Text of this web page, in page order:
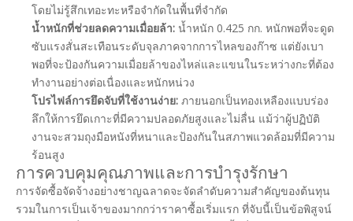
โดยไม่รู้สึกเทอะทะหรือจำกัดในพื้นที่จำกัด
น้ำหนักที่ช่วยลดความเมื่อยล้า: น้ำหนัก 0.425 กก. หนักพอที่จะดูด
ซับแรงสั่นสะเทือนระดับจุลภาคจากการไหลของก๊าซ แต่ยังเบา
พอที่จะป้องกันความเมื่อยล้าของไหล่และแขนในระหว่างกะที่ต้อง
ทำงานอย่างต่อเนื่องและหนักหน่วง
โปรไฟล์การยึดจับที่ใช้งานง่าย: ภายนอกเป็นทองเหลืองแบบร่อง
ลึกให้การยึดเกาะที่มีความปลอดภัยสูงและไม่ลื่น แม้ว่าผู้ปฏิบัติ
งานจะสวมถุงมือหนังที่หนาและป้องกันในสภาพแวดล้อมที่มีความ
ร้อนสูง
การควบคุมคุณภาพและการบำรุงรักษา
การจัดซื้อจัดจ้างอย่างชาญฉลาดจะจัดลำดับความสำคัญของต้นทุน
รวมในการเป็นเจ้าของมากกว่าราคาซื้อเริ่มแรก ที่จับนี้เป็นข้อพิสูจน์